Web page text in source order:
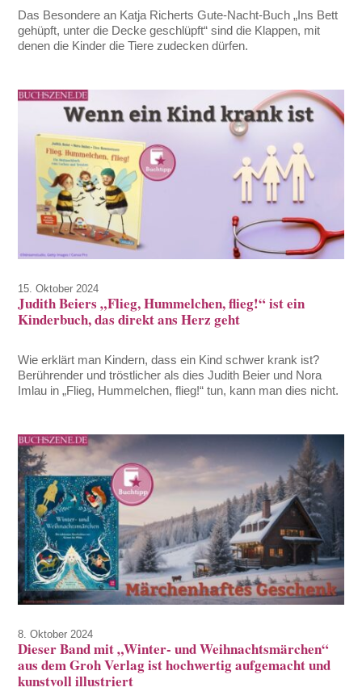
Das Besondere an Katja Richerts Gute-Nacht-Buch „Ins Bett
gehüpft, unter die Decke geschlüpft“ sind die Klappen, mit
denen die Kinder die Tiere zudecken dürfen.
15. Oktober 2024
Judith Beiers „Flieg, Hummelchen, flieg!“ ist ein
Kinderbuch, das direkt ans Herz geht
Wie erklärt man Kindern, dass ein Kind schwer krank ist?
Berührender und tröstlicher als dies Judith Beier und Nora
Imlau in „Flieg, Hummelchen, flieg!“ tun, kann man dies nicht.
8. Oktober 2024
Dieser Band mit „Winter- und Weihnachtsmärchen“
aus dem Groh Verlag ist hochwertig aufgemacht und
kunstvoll illustriert